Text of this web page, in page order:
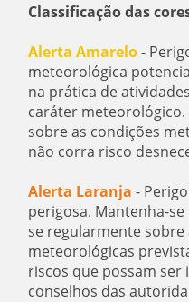
Classificação das
Alerta Amarelo-
meteorológica
na prática de
caráter
sobre as condições
não corra risco
Alerta Laranja -
perigosa. Mantenha-
se regularmente sobre
meteorológicas
riscos que possam ser
conselhos das